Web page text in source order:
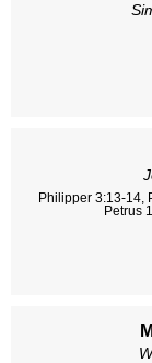
Philipper 3:13-14,
Petrus